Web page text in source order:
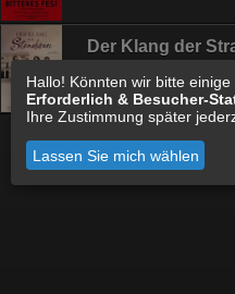
Der Klang der
Datenschutz
Hallo! Könnten wir bitte
Erforderlich & Besucher-
Ihre Zustimmung später
Lassen Sie mich wählen